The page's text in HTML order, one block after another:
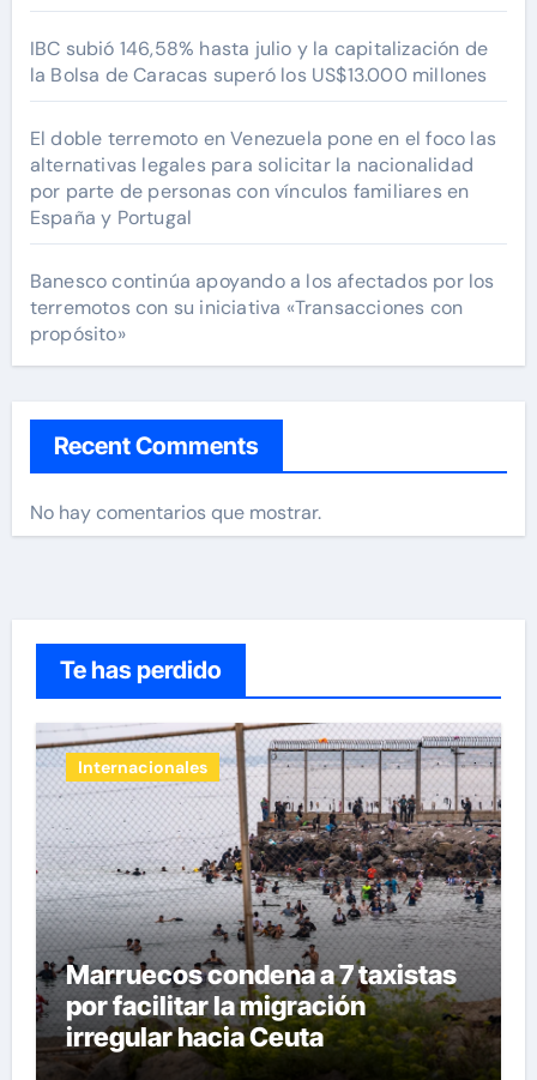
IBC subió 146,58% hasta julio y la capitalización de
la Bolsa de Caracas superó los US$13.000 millones
El doble terremoto en Venezuela pone en el foco las
alternativas legales para solicitar la nacionalidad
por parte de personas con vínculos familiares en
España y Portugal
Banesco continúa apoyando a los afectados por los
terremotos con su iniciativa «Transacciones con
propósito»
Recent Comments
No hay comentarios que mostrar.
Te has perdido
Internacionales
Marruecos condena a 7 taxistas
por facilitar la migración
irregular hacia Ceuta